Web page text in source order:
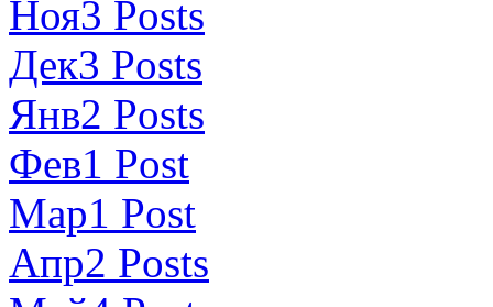
Ноя3 Posts
Дек3 Posts
Янв2 Posts
Фев1 Post
Мар1 Post
Апр2 Posts